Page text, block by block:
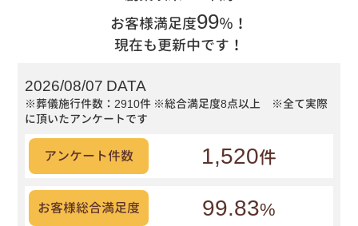
お客様満足度99％！
現在も更新中です！
2026/08/07 DATA
※葬儀施行件数：2910件 ※総合満足度8点以上 ※全て実際
に頂いたアンケートです
アンケート件数 1,520件
お客様総合満足度 99.83%